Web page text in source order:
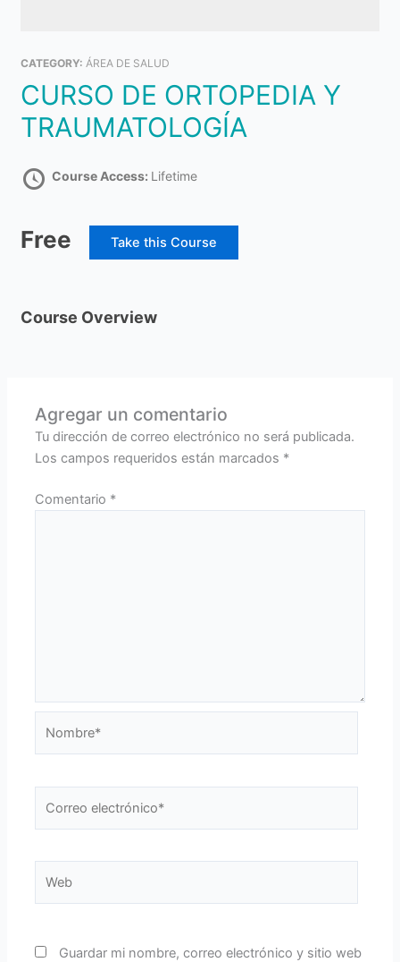
CATEGORY: ÁREA DE SALUD
CURSO DE ORTOPEDIA Y
TRAUMATOLOGÍA
Course Access: Lifetime
Free Take this Course
Course Overview
Agregar un comentario
Tu dirección de correo electrónico no será publicada.
Los campos requeridos están marcados *
Comentario *
electrónico*
Guardar mi nombre, correo electrónico y sitio web